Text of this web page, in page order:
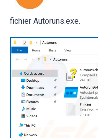
fichier Autoruns.exe.